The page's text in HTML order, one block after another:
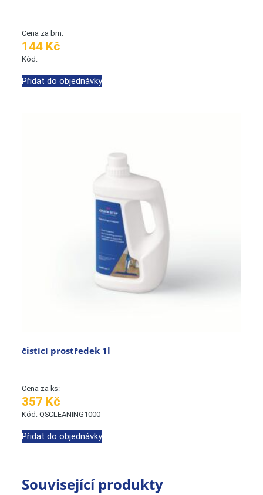
Cena za bm:
144 Kč
Kód:
Přidat do objednávky
čistící prostředek 1l
Cena za ks:
357 Kč
Kód: QSCLEANING1000
Přidat do objednávky
Související produkty